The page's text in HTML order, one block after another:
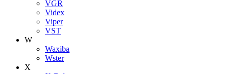
VGR
Videx
Viper
VST
W
Waxiba
Wster
X